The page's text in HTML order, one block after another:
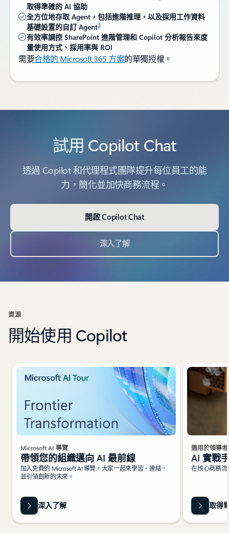
取得準確的 AI 協助
全方位地存取 Agent，包括進階推理，以及採用工作資料
基礎設置的自訂 Agent3
有效率調控 SharePoint 進階管理和 Copilot 分析報告來度
量使用方式、採用率與 ROI
需要合格的 Microsoft 365 方案的單獨授權。
試用 Copilot Chat
透過 Copilot 和代理程式團隊提升每位員工的能
力，簡化並加快商務流程。
開啟 Copilot Chat
深入了解
資源
開始使用 Copilot
Microsoft AI 導覽
帶領您的組織邁向 AI 最前線
加入免費的 Microsoft AI 導覽，大家一起來學習、連結，
並引領創新的未來。
深入了解
適用於領導者
AI 實戰
在核心商務流
取得